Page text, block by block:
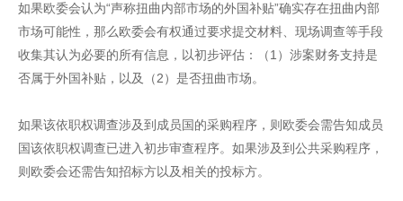
如果欧委会认为“声称扭曲内部市场的外国补贴”确实存在扭曲内部
市场可能性，那么欧委会有权通过要求提交材料、现场调查等手段
收集其认为必要的所有信息，以初步评估：（1）涉案财务支持是
否属于外国补贴，以及（2）是否扭曲市场。
如果该依职权调查涉及到成员国的采购程序，则欧委会需告知成员
国该依职权调查已进入初步审查程序。如果涉及到公共采购程序，
则欧委会还需告知招标方以及相关的投标方。